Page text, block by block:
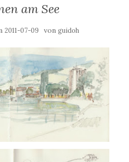
am See
2011-07-09 von guidoh